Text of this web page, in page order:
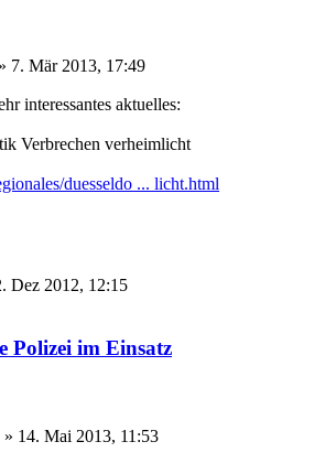
» 7. Mär 2013, 17:49
interessantes aktuelles:
Verbrechen verheimlicht
duesseldo ... licht.html
Dez 2012, 12:15
Polizei im Einsatz
» 14. Mai 2013, 11:53